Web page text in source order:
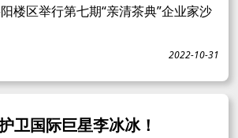
楼区举行第七期“亲清茶典”企业家沙
2022-10-31
国际巨星李冰冰！